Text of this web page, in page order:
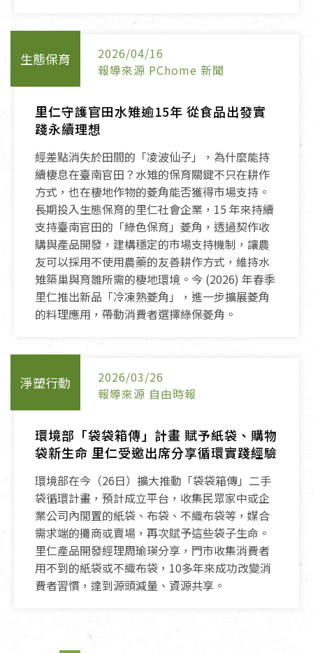
生態保育
2026/04/16
報導來源 PChome 新聞
里仁守護官田水雉逾15年 從食品出發實
踐永續理想
經差點消失於田間的「凌波仙子」，為什麼能持
續棲息在臺南官田？水雉的保育關鍵不只在耕作
方式，也在棲地作物的菱角能否獲得市場支持。
長期投入生態保育的里仁社會企業，15 年來持續
支持臺南官田的「綠色保育」菱角，透過契作收
購與產品開發，建構穩定的市場支持機制，讓農
友可以採用不使用農藥的友善耕作方式，維持水
雉築巢與育雛所需的棲地環境。今 (2026) 年春季
里仁推出新品「冷凍熟菱角」，進一步擴展菱角
的料理應用，帶動消費者選擇綠保菱角。
淨塑行動
2026/03/26
報導來源 自由時報
環境部「袋袋箱傳」計畫 賦予紙袋、購物
袋新生命 里仁受邀出席分享循環實踐經驗
環境部在今（26日）擴大推動「袋袋箱傳」二手
袋循環計畫，預計成立平台，收集民眾家中或企
業公司內閒置的紙袋、布袋、不織布袋等，媒合
需求端的攤商或賣場，再次賦予這些袋子生命。
里仁產品開發經理周瑜瑛分享，門市收集消費者
用不到的紙袋或不織布袋，10多年來成功改變消
費者習慣，達到源頭減量、資源共享。